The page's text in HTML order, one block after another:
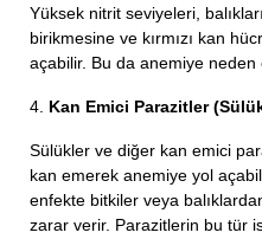
Yüksek nitrit seviyeleri,
birikmesine ve kırmızı kan
açabilir. Bu da anemiye neden
4. Kan Emici Parazitler
Sülükler ve diğer kan emici
kan emerek anemiye yol
enfekte bitkiler veya
zarar verir. Parazitlerin bu tür